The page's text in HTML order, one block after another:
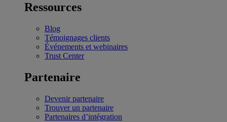
Ressources
Blog
Témoignages clients
Événements et webinaires
Trust Center
Partenaire
Devenir partenaire
Trouver un partenaire
Partenaires d’intégration